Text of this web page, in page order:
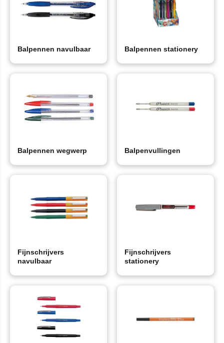
Balpennen navulbaar Balpennen stationery
Balpennen wegwerp Balpenvullingen
Fijnschrijvers
navulbaar
Fijnschrijvers
stationery